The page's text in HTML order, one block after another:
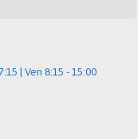
| Ven 8:15 - 15:00